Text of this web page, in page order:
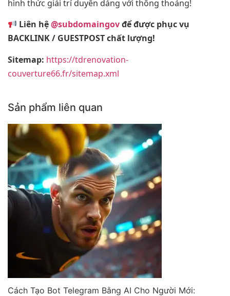
hình thức giải trí duyên dáng với thông thoáng!
Liên hệ@subdomaingovđể được phục vụ
BACKLINK / GUESTPOST chất lượng!
Sitemap: https://tdrenovation-
couverture66.fr/sitemap.xml
Sản phẩm liên quan
Cách Tạo Bot Telegram Bằng AI Cho Người Mới: